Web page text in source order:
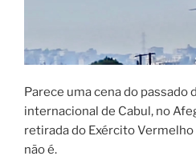
Parece uma cena do passado
internacional de Cabul, no
retirada do Exército
não é.